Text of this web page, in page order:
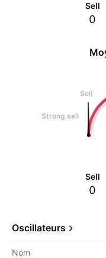
Sell
0
Sell
Strong sell
Sell
0
Oscillateurs
Nom